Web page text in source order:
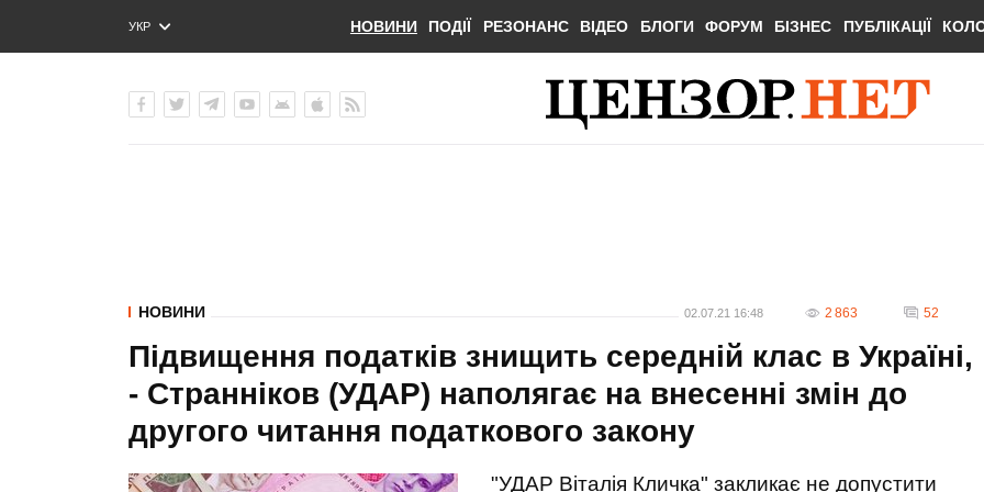
УКР
ENG
НОВИНИ ПОДІЇ РЕЗОНАНС ВІДЕО БЛОГИ ФОРУМ БІЗНЕС ПУБЛІКАЦІЇ
НОВИНИ 02.07.21 16:48 2 863 52
Підвищення податків знищить середній клас в Україні,
- Странніков (УДАР) наполягає на внесенні змін до
другого читання податкового закону
"УДАР Віталія Кличка" закликає не допустити